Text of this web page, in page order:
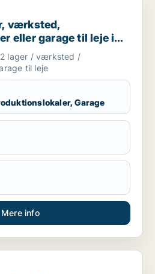
produktionslokaler eller
værksted,
eller garage til leje i
lager / værksted /
til leje
Garage
Mere info
produktionslokaler eller garage